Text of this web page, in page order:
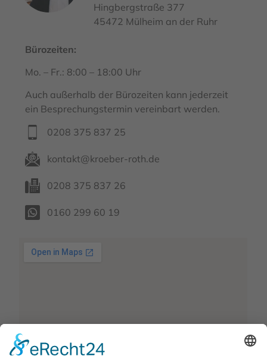
Hingbergstraße 377
45472 Mülheim an der Ruhr
Bürozeiten:
Mo. – Fr.: 8:00 – 18:00 Uhr
Auch außerhalb der Bürozeiten kann jederzeit
ein Besprechungstermin vereinbart werden.
0208 375 837 25
kontakt@kroeber-roth.de
0208 375 837 26
0160 299 60 19